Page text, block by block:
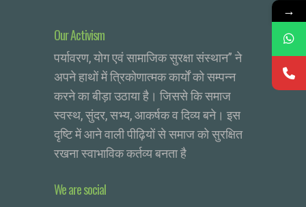
Our Activism
पर्यावरण, योग एवं सामाजिक सुरक्षा संस्थान” ने
अपने हाथों में त्रिकोणात्मक कार्यों को सम्पन्न
करने का बीड़ा उठाया है। जिससे कि समाज
स्वस्थ, सुंदर, सभ्य, आकर्षक व दिव्य बने। इस
दृष्टि में आने वाली पीढ़ियों से समाज को सुरक्षित
रखना स्वाभाविक कर्तव्य बनता है
We are social
→